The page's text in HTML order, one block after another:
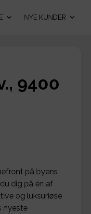
NYE KUNDER
9400
på byens
dig på én af
og luksuriøse
nyeste